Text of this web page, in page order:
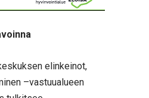
elinkeinot,
–vastuualueen